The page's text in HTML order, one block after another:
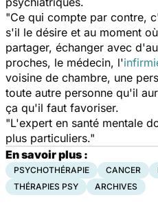
"Ce qui compte par contre,
s'il le désire et au moment
partager, échanger avec
proches, le médecin, l'
voisine de chambre, une
toute autre personne qu'il
ça qu'il faut favoriser.
"L'expert en santé mentale
plus particuliers."
En savoir plus :
PSYCHOTHÉRAPIE CANCER
THÉRAPIES PSY
ARCHIVES